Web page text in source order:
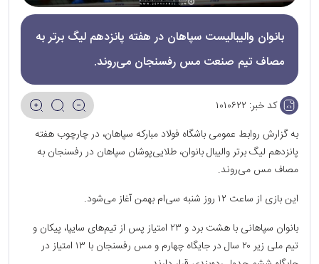
بانوان والیبالیست سپاهان در هفته پانزدهم لیگ برتر به
مصاف تیم صنعت مس رفسنجان می‌روند.
کد خبر: ۱۰۱۰۶۲۲
به‌ گزارش روابط عمومی باشگاه فولاد مبارکه سپاهان، در چارچوب هفته
پانزدهم لیگ برتر والیبال بانوان، طلایی‌پوشان سپاهان در رفسنجان به
مصاف مس می‌روند.
این بازی از ساعت ۱۲ روز شنبه سی‌ام بهمن آغاز می‌شود.
بانوان سپاهانی با هشت برد و ۲۳ امتیاز پس از تیم‌های سایپا، پیکان و
تیم ملی زیر ۲۰ سال در جایگاه چهارم و مس رفسنجان با ۱۳ امتیاز در